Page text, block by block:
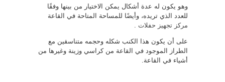
وهو يكون له عدة أشكال يمكن الاختيار من بينها وفقًا
للعدد الذي تريده، وأيضًا للمساحة المتاحة في القاعة
مركز تجهيز حفلات
على أن يكون هذا الكنب شكله وحجمه متناسقين مع
الطراز الموجود في القاعة من كراسي وزينة وغيرها من
أشياء في القاعة.